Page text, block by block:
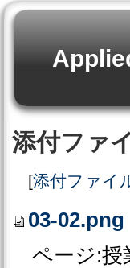
添付ファ
[添付ファイ
03-02.png
ページ:授